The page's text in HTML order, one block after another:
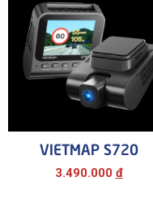
VIETMAP S720
3.490.000 đ